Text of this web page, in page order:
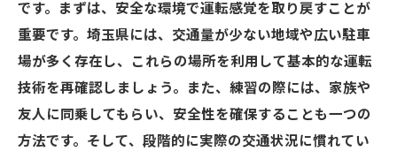
です。まずは、安全な環境で運転感覚を取り戻すことが
重要です。埼玉県には、交通量が少ない地域や広い駐車
場が多く存在し、これらの場所を利用して基本的な運転
技術を再確認しましょう。また、練習の際には、家族や
友人に同乗してもらい、安全性を確保することも一つの
方法です。そして、段階的に実際の交通状況に慣れてい